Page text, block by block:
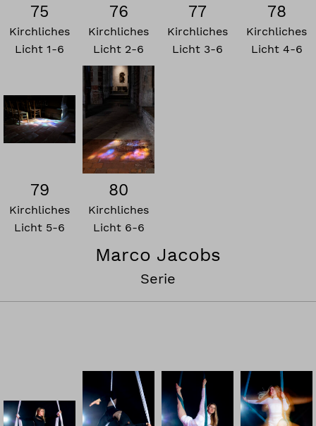
75
Kirchliches
Licht 1-6
76
Kirchliches
Licht 2-6
77
Kirchliches
Licht 3-6
78
Kirchliches
Licht 4-6
79
Kirchliches
Licht 5-6
80
Kirchliches
Licht 6-6
Marco Jacobs
Serie